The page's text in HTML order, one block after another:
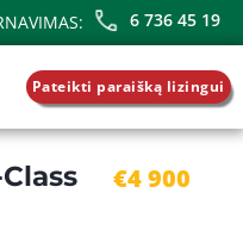
6 736 45 19
Pateikti paraišką lizingui
€4 900